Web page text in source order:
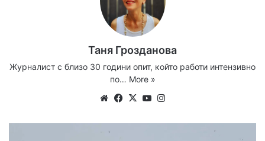
Таня Грозданова
Журналист с близо 30 години опит, който работи интензивно
по… More »
WebsiteFacebook
X YouTube